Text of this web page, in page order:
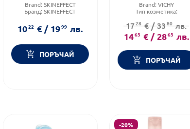
Brand: SKINEFFECT
Бранд:SKINEFFECT
Подхранване и хидратация
1022 € / 1999 лв.
ПОРЪЧАЙ
Brand: VICHY
Тип козметика:
Форма на продукта:мляко
1728 € / 3380лв.
1465 € / 2865 лв.
ПОРЪЧАЙ
-20%